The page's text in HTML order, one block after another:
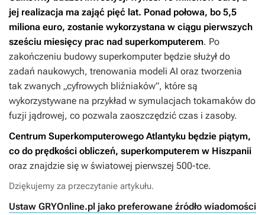
jej realizacja ma zająć pięć lat. Ponad połowa, bo 5,5
miliona euro, zostanie wykorzystana w ciągu pierwszych
sześciu miesięcy prac nad superkomputerem. Po
zakończeniu budowy superkomputer będzie służył do
zadań naukowych, trenowania modeli AI oraz tworzenia
tak zwanych „cyfrowych bliźniaków”, które są
wykorzystywane na przykład w symulacjach tokamaków do
fuzji jądrowej, co pozwala zaoszczędzić czas i zasoby.
Centrum Superkomputerowego Atlantyku będzie piątym,
co do prędkości obliczeń, superkomputerem w Hiszpanii
oraz znajdzie się w światowej pierwszej 500-tce.
Dziękujemy za przeczytanie artykułu.
Ustaw GRYOnline.pl jako preferowane źródło wiadomości